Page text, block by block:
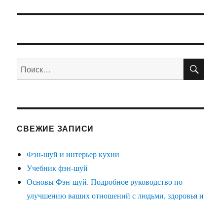
Искать:
СВЕЖИЕ ЗАПИСИ
Фэн-шуй и интерьер кухни
Учебник фэн-шуй
Основы Фэн-шуй. Подробное руководство по
улучшению ваших отношений с людьми, здоровья и